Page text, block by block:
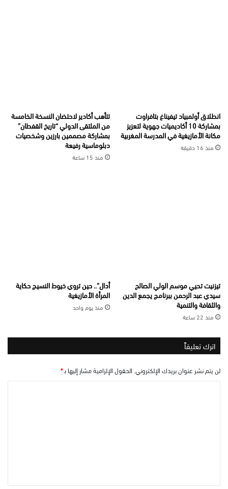
انطلاق أولمبياد تيفيناغ بتافراوت
بمشاركة 10 أكاديميات جهوية لتعزيز
مكانة الأمازيغية في المدرسة المغربية
منذ 16 دقيقة
تتأهب أكادير لاحتضان النسخة الخامسة
من الملتقى الدولي “تاريخ القفطان”
بمشاركة مصممين بارزين وشخصيات
دبلوماسية رفيعة
منذ 15 ساعة
تيزنيت تحيي موسم الولي الصالح
سيدي عبد الرحمن ببرنامج يجمع الدين
والثقافة والتنمية
منذ 22 ساعة
أدال”.. حين تروي خيوط النسيج حكاية
المرأة الأمازيغية
منذ يوم واحد
اترك تعليقاً
لن يتم نشر عنوان بريدك الإلكتروني. الحقول الإلزامية مشار إليها بـ*